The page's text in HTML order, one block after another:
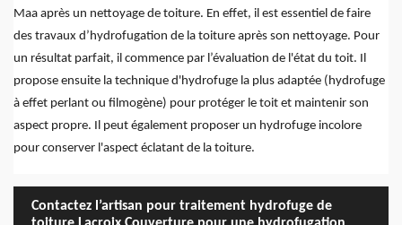
Maa après un nettoyage de toiture. En effet, il est essentiel de faire
des travaux d’hydrofugation de la toiture après son nettoyage. Pour
un résultat parfait, il commence par l’évaluation de l'état du toit. Il
propose ensuite la technique d'hydrofuge la plus adaptée (hydrofuge
à effet perlant ou filmogène) pour protéger le toit et maintenir son
aspect propre. Il peut également proposer un hydrofuge incolore
pour conserver l'aspect éclatant de la toiture.
Contactez l’artisan pour traitement hydrofuge de